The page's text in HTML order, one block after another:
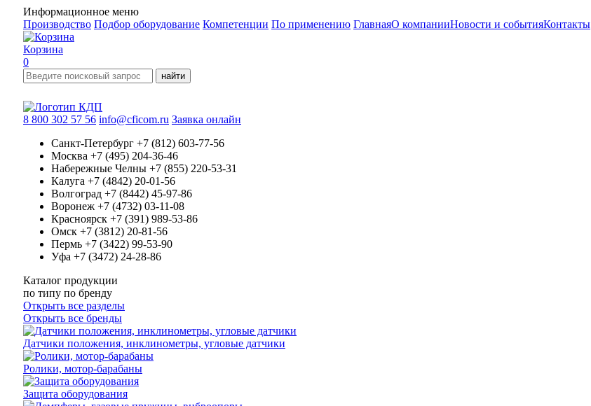
Информационное меню
Производство Подбор оборудование Компетенции По применению ГлавнаяО компанииНовости и событияКонтакты
Корзина
0
найти
8 800 302 57 56 info@cficom.ru Заявка онлайн
Санкт-Петербург +7 (812) 603-77-56
Москва +7 (495) 204-36-46
Набережные Челны +7 (855) 220-53-31
Калуга +7 (4842) 20-01-56
Волгоград +7 (8442) 45-97-86
Воронеж +7 (4732) 03-11-08
Красноярск +7 (391) 989-53-86
Омск +7 (3812) 20-81-56
Пермь +7 (3422) 99-53-90
Уфа +7 (3472) 24-28-86
Каталог продукции
по типу по бренду
Открыть все разделы
Открыть все бренды
Датчики положения, инклинометры, угловые датчики
Ролики, мотор-барабаны
Защита оборудования